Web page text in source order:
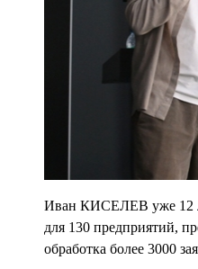
Иван КИСЕЛЕВ уже 12
для 130 предприятий,
обработка более 3000